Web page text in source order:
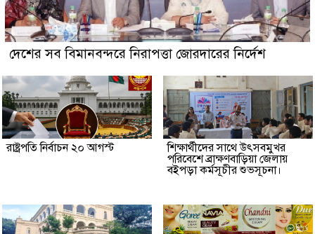
দেশের সব বিমানবন্দরে নিরাপত্তা জোরদারের নির্দেশ
রাষ্ট্রপতি নির্বাচন ২০ আগস্ট
শিক্ষার্থীদের সাথে উৎসবমুখর
পরিবেশে ব্রাক্ষণবাড়িয়া জেলায়
বইপড়া কর্মসূচীর শুভসূচনা।